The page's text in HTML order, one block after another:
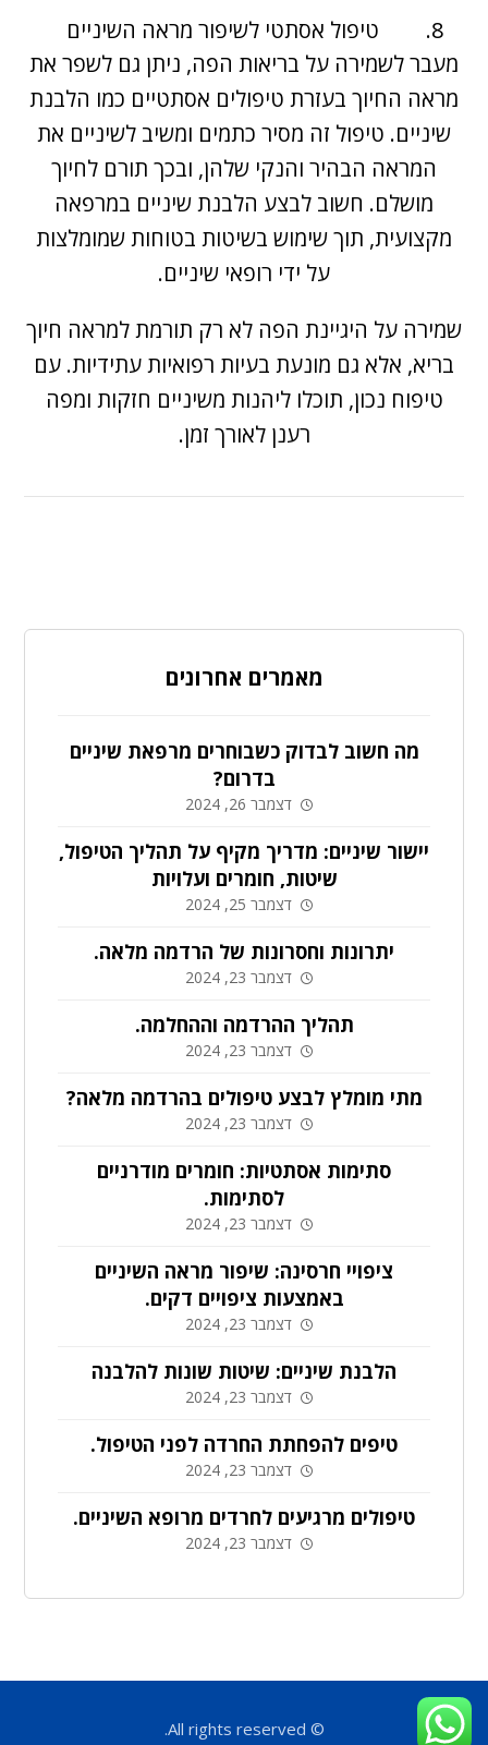
טיפול אסתטי לשיפור מראה השיניים
מעבר לשמירה על בריאות הפה, ניתן גם לשפר את
מראה החיוך בעזרת טיפולים אסתטיים כמו הלבנת
שיניים. טיפול זה מסיר כתמים ומשיב לשיניים את
המראה הבהיר והנקי שלהן, ובכך תורם לחיוך
מושלם. חשוב לבצע הלבנת שיניים במרפאה
מקצועית, תוך שימוש בשיטות בטוחות שמומלצות
על ידי רופאי שיניים.
שמירה על היגיינת הפה לא רק תורמת למראה חיוך
בריא, אלא גם מונעת בעיות רפואיות עתידיות. עם
טיפוח נכון, תוכלו ליהנות משיניים חזקות ומפה
רענן לאורך זמן.
מאמרים אחרונים
מה חשוב לבדוק כשבוחרים מרפאת שיניים
בדרום?
דצמבר 26, 2024
יישור שיניים: מדריך מקיף על תהליך הטיפול,
שיטות, חומרים ועלויות
דצמבר 25, 2024
יתרונות וחסרונות של הרדמה מלאה.
דצמבר 23, 2024
תהליך ההרדמה וההחלמה.
דצמבר 23, 2024
מתי מומלץ לבצע טיפולים בהרדמה מלאה?
דצמבר 23, 2024
סתימות אסתטיות: חומרים מודרניים
לסתימות.
דצמבר 23, 2024
ציפויי חרסינה: שיפור מראה השיניים
באמצעות ציפויים דקים.
דצמבר 23, 2024
הלבנת שיניים: שיטות שונות להלבנה
דצמבר 23, 2024
טיפים להפחתת החרדה לפני הטיפול.
דצמבר 23, 2024
טיפולים מרגיעים לחרדים מרופא השיניים.
דצמבר 23, 2024
© All rights reserved.